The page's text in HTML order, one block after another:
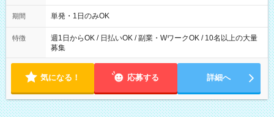
(1) 8：00~17:00（休憩１h） 例(2) 13:00~16:00（早上がりでも
全額支給！） 例(3) 21:00~5:00（夜勤なら日当1.25倍！！）
期間 単発・1日のみOK
特徴
週1日からOK / 日払いOK / 副業・WワークOK / 10名以上の大量
募集
気になる！ 応募する 詳細へ